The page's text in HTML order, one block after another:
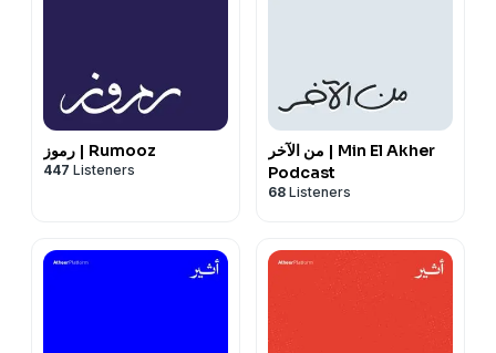
رموز | Rumooz
447 Listeners
من الآخر | Min El Akher
Podcast
68 Listeners